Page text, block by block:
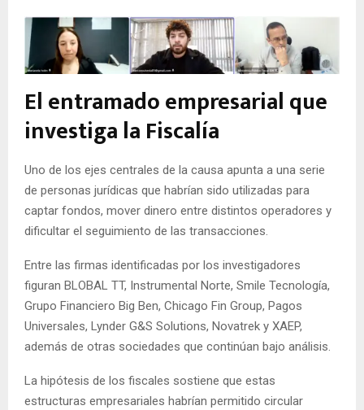
El entramado empresarial que
investiga la Fiscalía
Uno de los ejes centrales de la causa apunta a una serie
de personas jurídicas que habrían sido utilizadas para
captar fondos, mover dinero entre distintos operadores y
dificultar el seguimiento de las transacciones.
Entre las firmas identificadas por los investigadores
figuran BLOBAL TT, Instrumental Norte, Smile Tecnología,
Grupo Financiero Big Ben, Chicago Fin Group, Pagos
Universales, Lynder G&S Solutions, Novatrek y XAEP,
además de otras sociedades que continúan bajo análisis.
La hipótesis de los fiscales sostiene que estas
estructuras empresariales habrían permitido circular